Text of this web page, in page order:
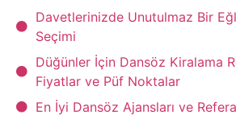
Davetlerinizde Unutulmaz Bir
Seçimi
Düğünler İçin Dansöz Kiralama
Fiyatlar ve Püf Noktalar
En İyi Dansöz Ajansları ve